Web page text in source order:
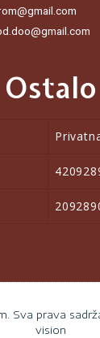
Ostalo
Sva prava
vision